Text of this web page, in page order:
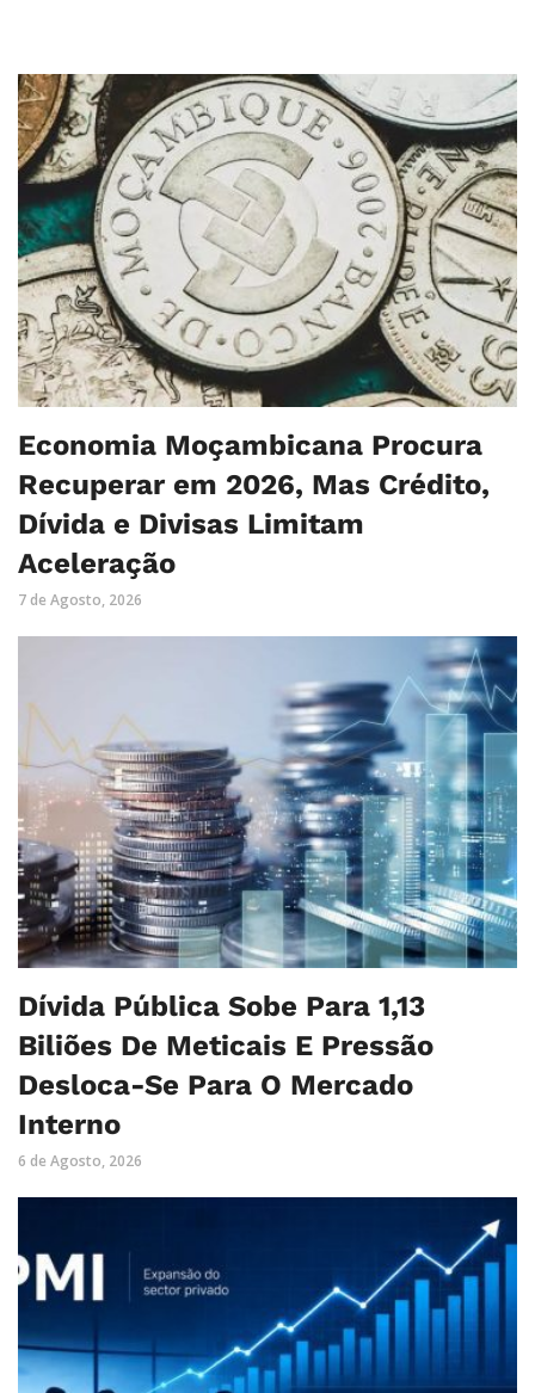
Economia Moçambicana Procura
Recuperar em 2026, Mas Crédito,
Dívida e Divisas Limitam
Aceleração
7 de Agosto, 2026
Dívida Pública Sobe Para 1,13
Biliões De Meticais E Pressão
Desloca-Se Para O Mercado
Interno
6 de Agosto, 2026